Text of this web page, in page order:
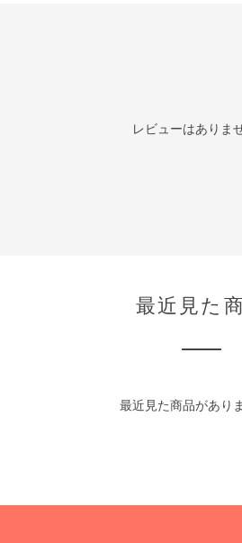
レビューはありま
最近見た
最近見た商品があり